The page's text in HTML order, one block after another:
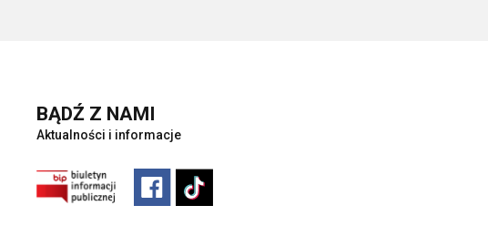
BĄDŹ Z NAMI
Aktualności i informacje